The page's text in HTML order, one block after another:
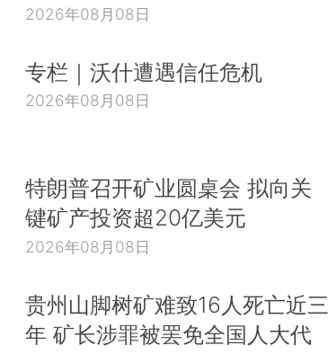
2026年08月08日
专栏｜沃什遭遇信任危机
2026年08月08日
特朗普召开矿业圆桌会 拟向关
键矿产投资超20亿美元
2026年08月08日
贵州山脚树矿难致16人死亡近三
年 矿长涉罪被罢免全国人大代